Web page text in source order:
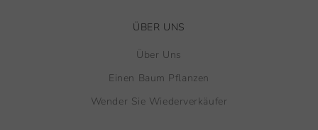
ÜBER UNS
Über Uns
Einen Baum Pflanzen
Wender Sie Wiederverkäufer